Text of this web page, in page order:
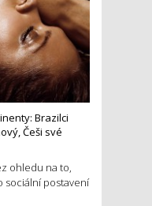
Brazilci
Češi své
ohledu na to,
sociální postavení